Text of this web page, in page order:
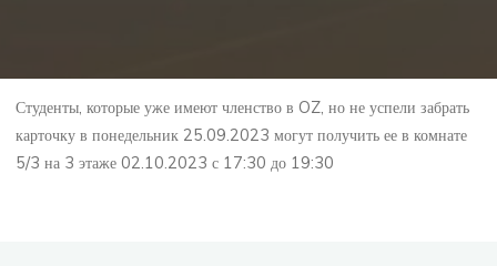
Студенты, которые уже имеют членство в OZ, но не успели забрать
карточку в понедельник 25.09.2023 могут получить ее в комнате
5/3 на 3 этаже 02.10.2023 с 17:30 до 19:30